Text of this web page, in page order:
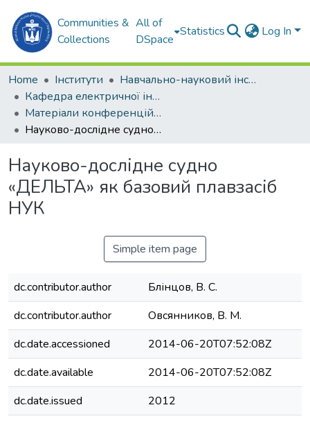
Communities &
Collections
All of
DSpace
Statistics Log In
Home Інститути
Навчально-науковий інститут автоматики та електротехніки (ННІАЕ)
Кафедра електричної інженерії суднових та роботизованих комплексів (ЕІС та РК)
Матеріали конференцій (ЕІС та РК)
Науково-дослідне судно «ДЕЛЬТА» як базовий плавзасіб НУК
Науково-дослідне судно
«ДЕЛЬТА» як базовий плавзасіб
НУК
Simple item page
dc.contributor.author
Блінцов, В. С.
dc.contributor.author
Овсянников, В. М.
dc.date.accessioned
2014-06-20T07:52:08Z
dc.date.available
2014-06-20T07:52:08Z
dc.date.issued
2012